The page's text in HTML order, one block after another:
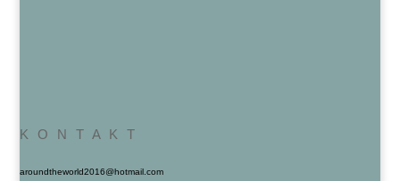
K O N T A K T
aroundtheworld2016@hotmail.com